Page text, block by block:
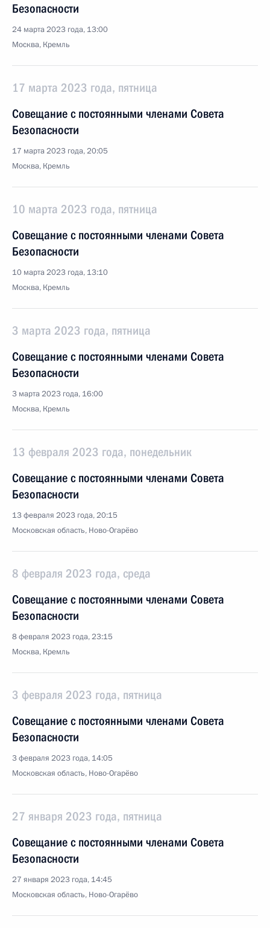
Безопасности
24 марта 2023 года, 13:00
Москва, Кремль
17 марта 2023 года, пятница
Совещание с постоянными членами Совета
Безопасности
17 марта 2023 года, 20:05
Москва, Кремль
10 марта 2023 года, пятница
Совещание с постоянными членами Совета
Безопасности
10 марта 2023 года, 13:10
Москва, Кремль
3 марта 2023 года, пятница
Совещание с постоянными членами Совета
Безопасности
3 марта 2023 года, 16:00
Москва, Кремль
13 февраля 2023 года, понедельник
Совещание с постоянными членами Совета
Безопасности
13 февраля 2023 года, 20:15
Московская область, Ново-Огарёво
8 февраля 2023 года, среда
Совещание с постоянными членами Совета
Безопасности
8 февраля 2023 года, 23:15
Москва, Кремль
3 февраля 2023 года, пятница
Совещание с постоянными членами Совета
Безопасности
3 февраля 2023 года, 14:05
Московская область, Ново-Огарёво
27 января 2023 года, пятница
Совещание с постоянными членами Совета
Безопасности
27 января 2023 года, 14:45
Московская область, Ново-Огарёво